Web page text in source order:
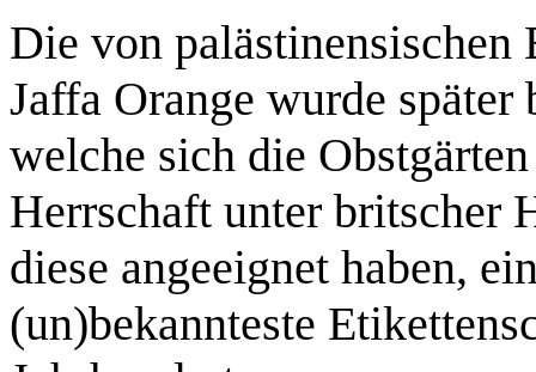
Die von palästinensischen
Jaffa Orange wurde später
welche sich die
Herrschaft unter britscher
diese angeeignet haben,
(un)bekannteste